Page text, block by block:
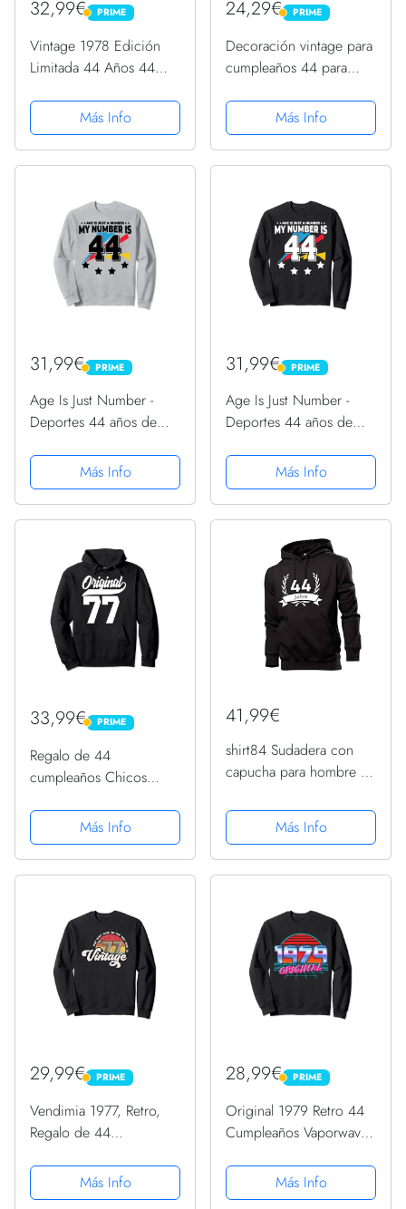
32,99€ PRIME
PRIME
Vintage 1978 Edición
Limitada 44 Años 44
con Capucha
Más Info
24,29€ PRIME
PRIME
Decoración vintage para
cumpleaños 44 para
cumpleaños 44
Sudadera
Más Info
31,99€ PRIME
PRIME
Age Is Just Number -
Deportes 44 años de
cumpleaños 44
Sudadera
Más Info
31,99€ PRIME
PRIME
Age Is Just Number -
Deportes 44 años de
cumpleaños 44
Sudadera
Más Info
33,99€ PRIME
PRIME
Regalo de 44
cumpleaños Chicos
1977 Sudadera con
Capucha
Más Info
41,99€
shirt84 Sudadera con
capucha para hombre de
corona de laurel, Negro
, M
Más Info
29,99€ PRIME
PRIME
Vendimia 1977, Retro,
Regalo de 44
Más Info
28,99€ PRIME
PRIME
Original 1979 Retro 44
Cumpleaños Vaporwave
Más Info